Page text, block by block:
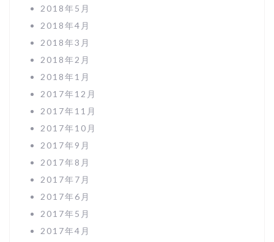
2018年5月
2018年4月
2018年3月
2018年2月
2018年1月
2017年12月
2017年11月
2017年10月
2017年9月
2017年8月
2017年7月
2017年6月
2017年5月
2017年4月